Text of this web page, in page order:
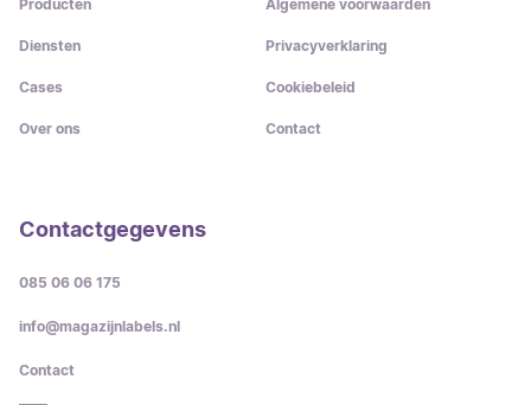
Producten
Diensten
Cases
Over ons
Algemene voorwaarden
Privacyverklaring
Cookiebeleid
Contact
Contactgegevens
085 06 06 175
info@magazijnlabels.nl
Contact